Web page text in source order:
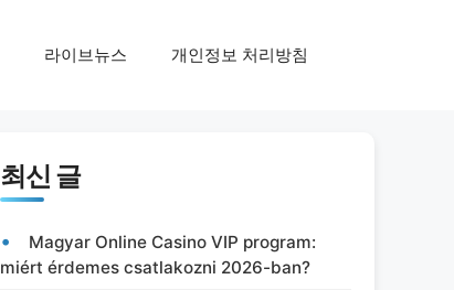
라이브뉴스 개인정보 처리방침
최신 글
Magyar Online Casino VIP program:
miért érdemes csatlakozni 2026-ban?